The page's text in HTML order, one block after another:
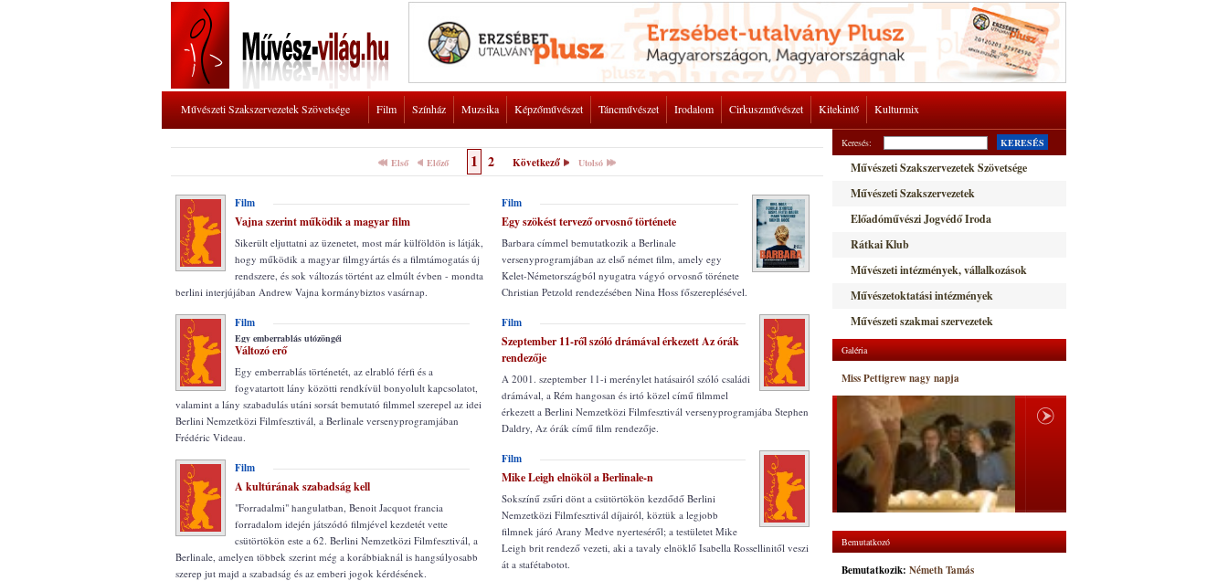
Művészeti Szakszervezetek Szövetsége Film Színház Muzsika Képzőművészet Táncművészet Irodalom Cirkuszművészet Kitekintő Kulturmix
Első Előző 1 2 Következő Utolsó
Film
Vajna szerint működik a magyar film
Sikerült eljuttatni az üzenetet, most már külföldön is látják,
hogy működik a magyar filmgyártás és a filmtámogatás új
rendszere, és sok változás történt az elmúlt évben - mondta
berlini interjújában Andrew Vajna kormánybiztos vasárnap.
Film
Egy emberrablás utózöngéi
Változó erő
Egy emberrablás történetét, az elrabló férfi és a
fogvatartott lány közötti rendkívül bonyolult kapcsolatot,
valamint a lány szabadulás utáni sorsát bemutató filmmel szerepel az idei
Berlini Nemzetközi Filmfesztivál, a Berlinale versenyprogramjában
Frédéric Videau.
Film
A kultúrának szabadság kell
"Forradalmi" hangulatban, Benoit Jacquot francia
forradalom idején játszódó filmjével kezdetét vette
csütörtökön este a 62. Berlini Nemzetközi Filmfesztivál, a
Berlinale, amelyen többek szerint még a korábbiaknál is hangsúlyosabb
szerep jut majd a szabadság és az emberi jogok kérdésének.
Film
Egy szökést tervező orvosnő története
Barbara címmel bemutatkozik a Berlinale
versenyprogramjában az első német film, amely egy
Kelet-Németországból nyugatra vágyó orvosnő törénete
Christian Petzold rendezésében Nina Hoss főszereplésével.
Film
Szeptember 11-ről szóló drámával érkezett Az órák
rendezője
A 2001. szeptember 11-i merénylet hatásairól szóló családi
drámával, a Rém hangosan és irtó közel című filmmel
érkezett a Berlini Nemzetközi Filmfesztivál versenyprogramjába Stephen
Daldry, Az órák című film rendezője.
Film
Mike Leigh elnököl a Berlinale-n
Sokszínű zsűri dönt a csütörtökön kezdődő Berlini
Nemzetközi Filmfesztivál díjairól, köztük a legjobb
filmnek járó Arany Medve nyerteséről; a testületet Mike
Leigh brit rendező vezeti, aki a tavaly elnöklő Isabella Rossellinitől veszi
át a stafétabotot.
Keresés: KERESÉS
Művészeti Szakszervezetek Szövetsége
Művészeti Szakszervezetek
Előadóművészi Jogvédő Iroda
Rátkai Klub
Művészeti intézmények, vállalkozások
Művészetoktatási intézmények
Művészeti szakmai szervezetek
Galéria
Miss Pettigrew nagy napja
Bemutatkozó
Bemutatkozik: Németh Tamás